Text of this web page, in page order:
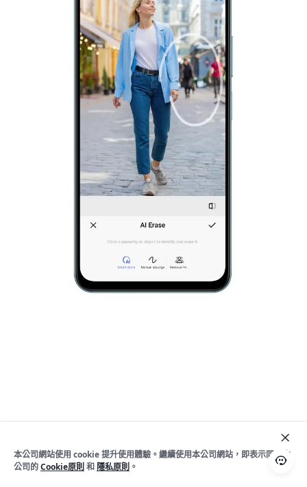
本公司網站使用 cookie 提升使用體驗。繼續使用本公司網站，即表示同意本
公司的Cookie原則 和 隱私原則 。